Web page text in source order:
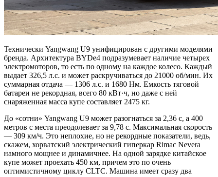
Технически Yangwang U9 унифицирован с другими моделями
бренда. Архитектура BYDe4 подразумевает наличие четырех
электромоторов, то есть по одному на каждое колесо. Каждый
выдает 326,5 л.с. и может раскручиваться до 21000 об/мин. Их
суммарная отдача — 1306 л.с. и 1680 Нм. Емкость тяговой
батареи не рекордная, всего 80 кВт·ч, но даже с ней
снаряженная масса купе составляет 2475 кг.
До «сотни» Yangwang U9 может разогнаться за 2,36 с, а 400
метров с места преодолевает за 9,78 с. Максимальная скорость
— 309 км/ч. Это неплохие, но не рекордные показатели, ведь,
скажем, хорватский электрический гиперкар Rimac Nevera
намного мощнее и динамичнее. На одной зарядке китайское
купе может проехать 450 км, причем это по очень
оптимистичному циклу CLTC. Машина имеет сразу два